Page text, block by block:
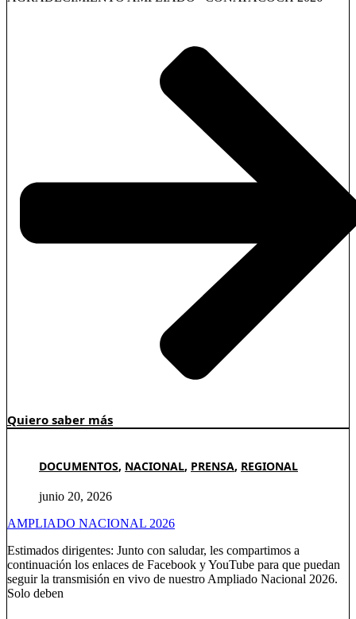
Quiero saber más
DOCUMENTOS, NACIONAL, PRENSA, REGIONAL
junio 20, 2026
AMPLIADO NACIONAL 2026
Estimados dirigentes: Junto con saludar, les compartimos a
continuación los enlaces de Facebook y YouTube para que puedan
seguir la transmisión en vivo de nuestro Ampliado Nacional 2026.
Solo deben